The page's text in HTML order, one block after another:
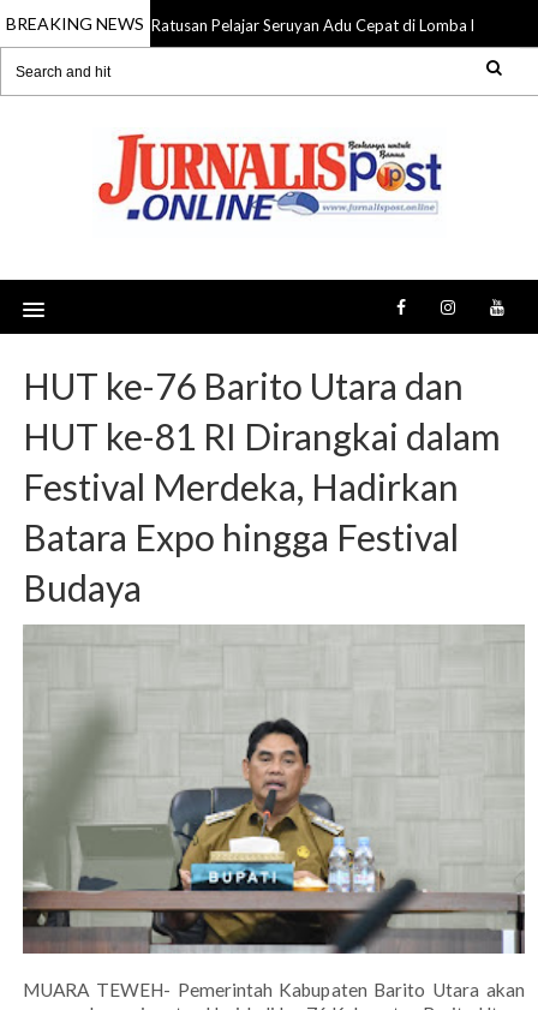
BREAKING NEWS
09 Aug 2026 Ratusan Pelajar Seruyan Adu Cepat di Lomba Lari 5K
HUT ke-76 Barito Utara dan
HUT ke-81 RI Dirangkai dalam
Festival Merdeka, Hadirkan
Batara Expo hingga Festival
Budaya
MUARA TEWEH- Pemerintah Kabupaten Barito Utara akan